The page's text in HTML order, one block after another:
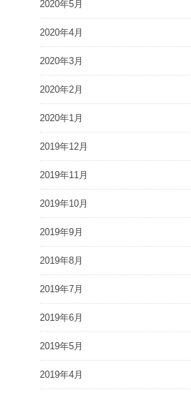
2020年5月
2020年4月
2020年3月
2020年2月
2020年1月
2019年12月
2019年11月
2019年10月
2019年9月
2019年8月
2019年7月
2019年6月
2019年5月
2019年4月